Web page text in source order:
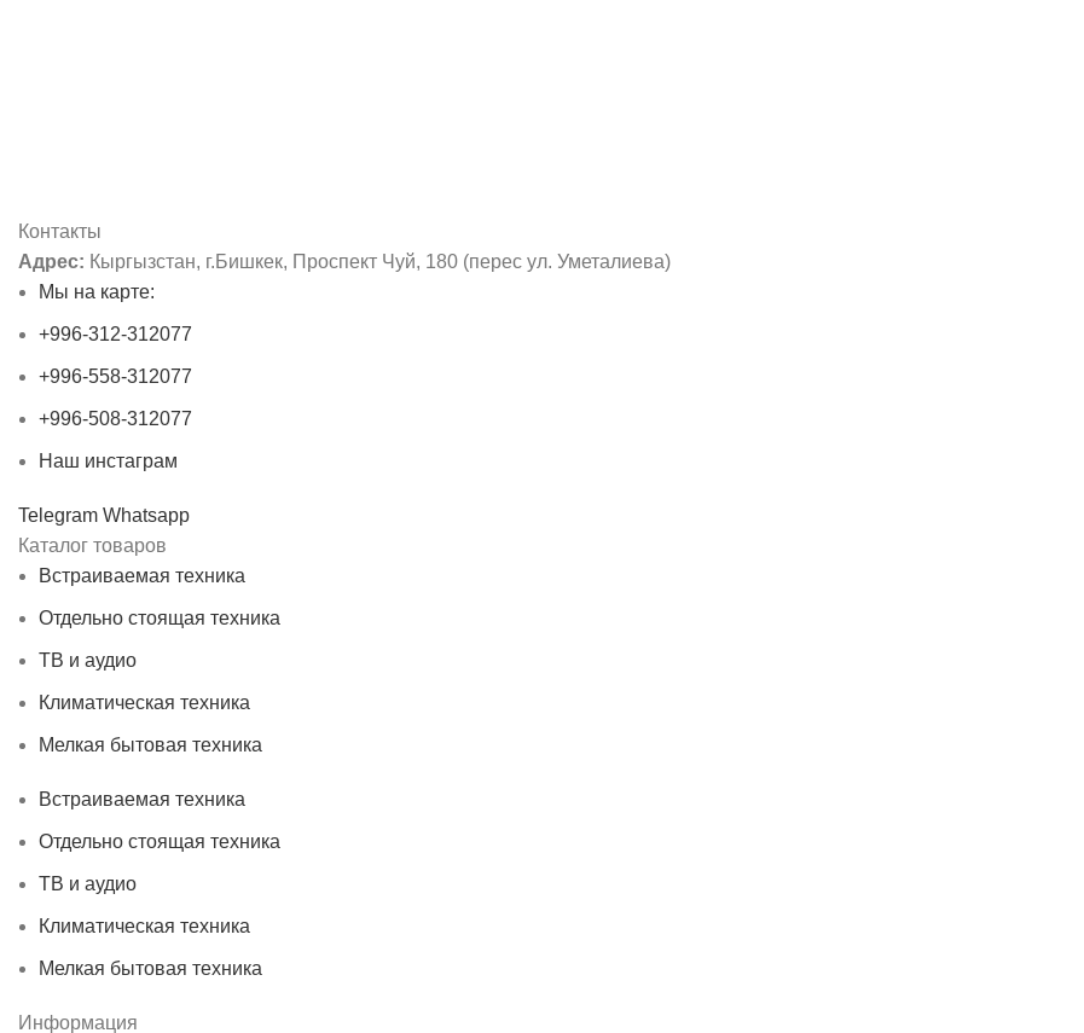
Контакты
Адрес: Кыргызстан, г.Бишкек, Проспект Чуй, 180 (перес ул. Уметалиева)
Мы на карте:
+996-312-312077
+996-558-312077
+996-508-312077
Наш инстаграм
Telegram Whatsapp
Каталог товаров
Встраиваемая техника
Отдельно стоящая техника
ТВ и аудио
Климатическая техника
Мелкая бытовая техника
Встраиваемая техника
Отдельно стоящая техника
ТВ и аудио
Климатическая техника
Мелкая бытовая техника
Информация